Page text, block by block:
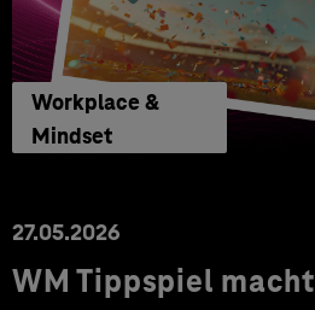
Workplace &
Mindset
27.05.2026
WM Tippspiel macht